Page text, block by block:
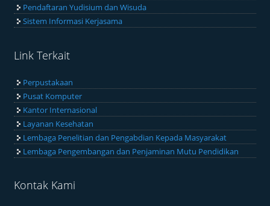
Pendaftaran Yudisium dan Wisuda
Sistem Informasi Kerjasama
Link Terkait
Perpustakaan
Pusat Komputer
Kantor Internasional
Layanan Kesehatan
Lembaga Penelitian dan Pengabdian Kepada Masyarakat
Lembaga Pengembangan dan Penjaminan Mutu Pendidikan
Kontak Kami